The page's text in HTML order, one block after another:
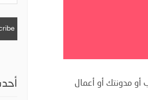
أو مدونتك أو أعمال